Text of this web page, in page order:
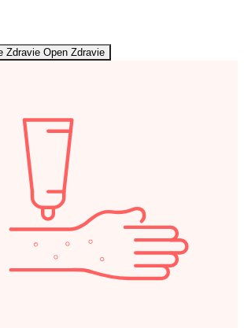
Zdravie Open Zdravie